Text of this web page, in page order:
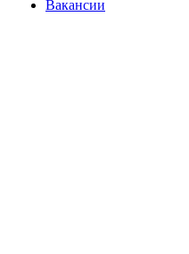
Вакансии